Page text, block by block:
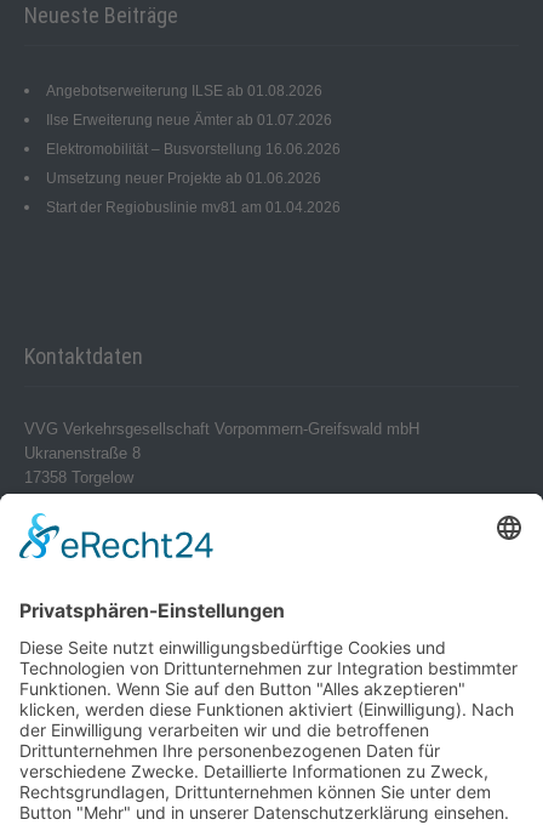
Neueste Beiträge
Angebotserweiterung ILSE ab 01.08.2026
Ilse Erweiterung neue Ämter ab 01.07.2026
Elektromobilität – Busvorstellung 16.06.2026
Umsetzung neuer Projekte ab 01.06.2026
Start der Regiobuslinie mv81 am 01.04.2026
Kontaktdaten
VVG Verkehrsgesellschaft Vorpommern-Greifswald mbH
Ukranenstraße 8
17358 Torgelow
Telefax 0 39 76 – 24 02 24
info@vvg-bus.de
Betriebshof Pasewalk
Torgelower Str. 18
17309 Pasewalk
Betriebshof Jarmen
Demminer Str. 43
17126 Jarmen
Telefon 03 99 97 – 1 03 08
Telefax 03 99 97 – 1 03 18
jarmen@vvg-bus.de
Verwendung von Cookies